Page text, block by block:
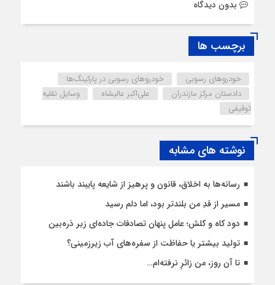
بدون دیدگاه
برچسب ها
خودروهای رسوبی
خودروهای رسوبی در پارکینگ‌ها
دادستان مرکز مازندران
علی‌اکبر عالیشاه
وسایل نقلیه
توقیفی
نوشته های مشابه
رسانه‌ها به اخلاق، قانون و پرهیز از شایعه پایبند باشند
مسیر از قدِ من بلندتر بود، اما دلم رسید
دود کاه و کلش؛ عامل پنهان تصادفات جاده‌ای زیر ذره‌بین
تولید بیشتر یا حفاظت از سفره‌های آب زیرزمینی؟
تا آن روز، من زائرِ نرفته‌ام…